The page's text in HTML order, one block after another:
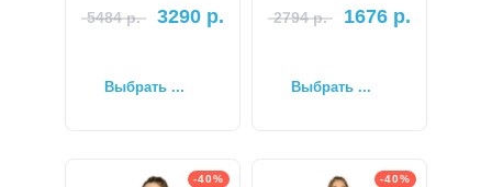
5484р. 3290 р.
Выбрать ...
2794р. 1676 р.
Выбрать ...
-40% -40%